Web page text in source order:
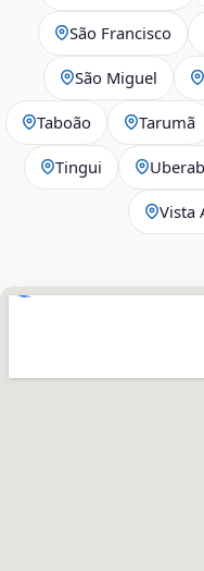
São Francisco
São Miguel
Taboão Tarumã
Tingui
Vista